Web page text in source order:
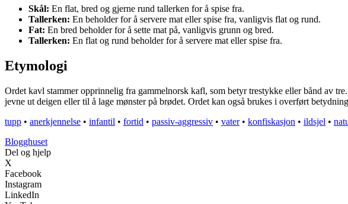
Skål: En flat, bred og gjerne rund tallerken for å spise fra.
Tallerken: En beholder for å servere mat eller spise fra, vanligvis flat og rund.
Fat: En bred beholder for å sette mat på, vanligvis grunn og bred.
Tallerken: En flat og rund beholder for å servere mat eller spise fra.
Etymologi
Ordet kavl stammer opprinnelig fra gammelnorsk kafl, som betyr trestykke eller bånd av
jevne ut deigen eller til å lage mønster på brødet. Ordet kan også brukes i overført
tupp • anerkjennelse • infantil • fortid • passiv-aggressiv • vater• konfiskasjon • ildsjel •
Blogghuset
Del og hjelp
X
Facebook
Instagram
LinkedIn